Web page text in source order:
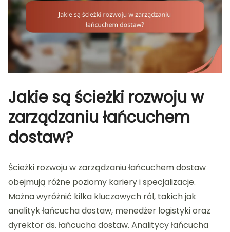
Jakie są ścieżki rozwoju w
zarządzaniu łańcuchem
dostaw?
Ścieżki rozwoju w zarządzaniu łańcuchem dostaw
obejmują różne poziomy kariery i specjalizacje.
Można wyróżnić kilka kluczowych ról, takich jak
analityk łańcucha dostaw, menedżer logistyki oraz
dyrektor ds. łańcucha dostaw. Analitycy łańcucha